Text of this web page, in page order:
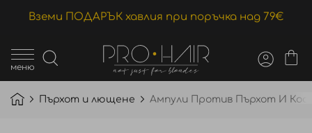
Вземи ПОДАРЪК хавлия при поръчка над 79€
меню
Пърхот и лющене Ампули Против Пърхот И